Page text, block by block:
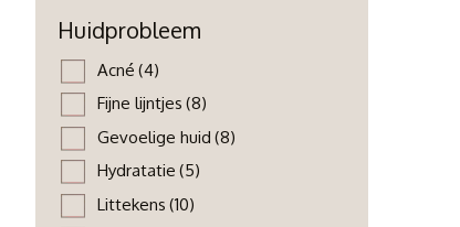
Huidprobleem
Acné (4)
Fijne lijntjes (8)
Gevoelige huid (8)
Hydratatie (5)
Littekens (10)